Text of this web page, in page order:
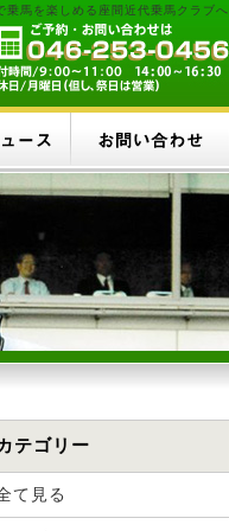
馬を楽しめる座間近代乗馬クラブへ
テゴリー
て見る